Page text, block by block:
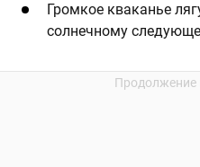
Громкое кваканье
солнечному